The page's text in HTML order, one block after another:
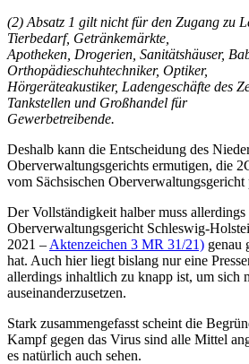
(2) Absatz 1 gilt nicht für den Zugang zu
Tierbedarf, Getränkemärkte,
Apotheken, Drogerien, Sanitätshäuser,
Orthopädieschuhtechniker, Optiker,
Hörgeräteakustiker, Ladengeschäfte des
Tankstellen und Großhandel für
Gewerbetreibende.
Deshalb kann die Entscheidung des
Oberverwaltungsgerichts ermutigen, die
vom Sächsischen Oberverwaltungsgericht
Der Vollständigkeit halber muss allerdings
Oberverwaltungsgericht Schleswig-
2021 – Aktenzeichen 3 MR 31/21) genau
hat. Auch hier liegt bislang nur eine
allerdings inhaltlich zu knapp ist, um sich
auseinanderzusetzen.
Stark zusammengefasst scheint die
Kampf gegen das Virus sind alle Mittel
es natürlich auch sehen.